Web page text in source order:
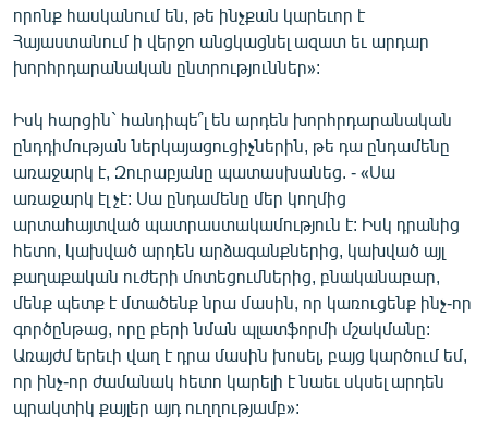
որոնք հասկանում են, թե ինչքան կարեւոր է
Հայաստանում ի վերջո անցկացնել ազատ եւ արդար
խորհրդարանական ընտրություններ»:
Իսկ հարցին` հանդիպե՞լ են արդեն խորհրդարանական
ընդդիմության ներկայացուցիչներին, թե դա ընդամենը
առաջարկ է, Զուրաբյանը պատասխանեց. - «Սա
առաջարկ էլ չէ: Սա ընդամենը մեր կողմից
արտահայտված պատրաստակամություն է: Իսկ դրանից
հետո, կախված արդեն արձագանքներից, կախված այլ
քաղաքական ուժերի մոտեցումներից, բնականաբար,
մենք պետք է մտածենք նրա մասին, որ կառուցենք ինչ-որ
գործընթաց, որը բերի նման պլատֆորմի մշակմանը:
Առայժմ երեւի վաղ է դրա մասին խոսել, բայց կարծում եմ,
որ ինչ-որ ժամանակ հետո կարելի է նաեւ սկսել արդեն
պրակտիկ քայլեր այդ ուղղությամբ»: